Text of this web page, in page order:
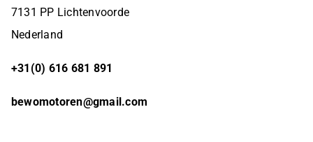
7131 PP Lichtenvoorde
Nederland
+31(0) 616 681 891
bewomotoren@gmail.com